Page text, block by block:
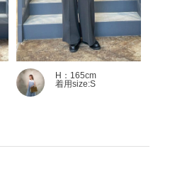
H：165cm
着用size:S